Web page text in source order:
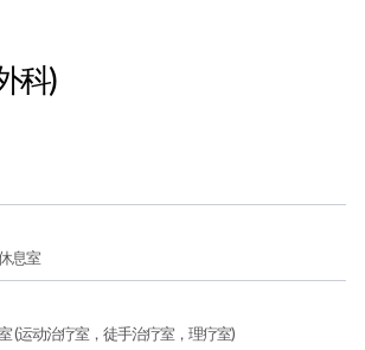
科)
息室
(运动治疗室，徒手治疗室，理疗室)